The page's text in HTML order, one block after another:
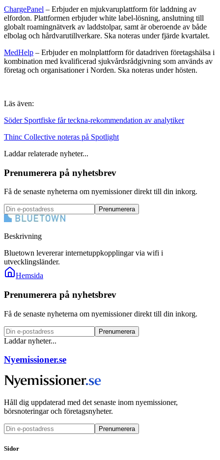
ChargePanel – Erbjuder en mjukvaruplattform för laddning av
elfordon. Plattformen erbjuder white label-lösning, anslutning till
globalt roamingnätverk av laddstolpar, samt är oberoende av både
elbolag och hårdvarutillverkare. Ska noteras under fjärde kvartalet.
MedHelp – Erbjuder en molnplattform för datadriven företagshälsa i
kombination med kvalificerad sjukvårdsrådgivning som används av
företag och organisationer i Norden. Ska noteras under hösten.
Läs även:
Söder Sportfiske får teckna-rekommendation av analytiker
Thinc Collective noteras på Spotlight
Laddar relaterade nyheter...
Prenumerera på nyhetsbrev
Få de senaste nyheterna om nyemissioner direkt till din inkorg.
Prenumerera
Beskrivning
Bluetown levererar internetuppkopplingar via wifi i
utvecklingsländer.
Hemsida
Prenumerera på nyhetsbrev
Få de senaste nyheterna om nyemissioner direkt till din inkorg.
Prenumerera
Laddar nyheter...
Nyemissioner.se
Håll dig uppdaterad med det senaste inom nyemissioner,
börsnoteringar och företagsnyheter.
Prenumerera
Sidor